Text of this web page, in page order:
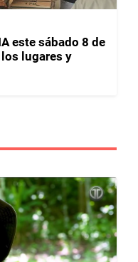
este sábado 8 de
lugares y